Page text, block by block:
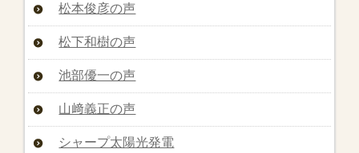
松本俊彦の声
松下和樹の声
池部優一の声
山﨑義正の声
シャープ太陽光発電